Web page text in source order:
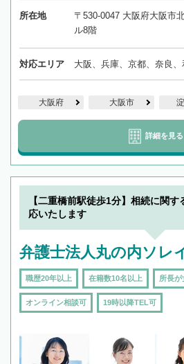
所在地
〒530-0047 大阪府大阪市
ル8階
対応エリア 大阪、兵庫、京都、奈良、
大阪府 大阪市
詳細を見る
【二重橋前駅徒歩1分】相続に関
応いたします
弁護士法人丸の内ソレ
職歴20年以上 在籍数10名以上 所長が
オンライン相談可 19時以降TEL可